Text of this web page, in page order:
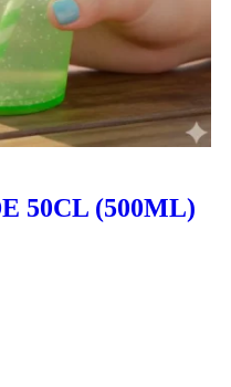
50CL (500ML)